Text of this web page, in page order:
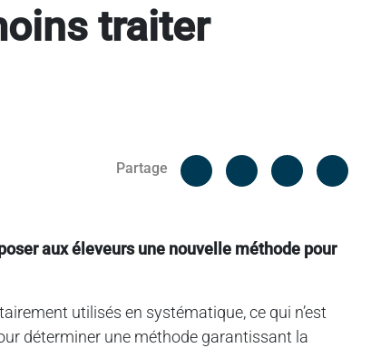
traiter
Partage
Facebook
aux éleveurs une nouvelle méthode pour
utilisés en systématique, ce qui n’est
déterminer une méthode garantissant la